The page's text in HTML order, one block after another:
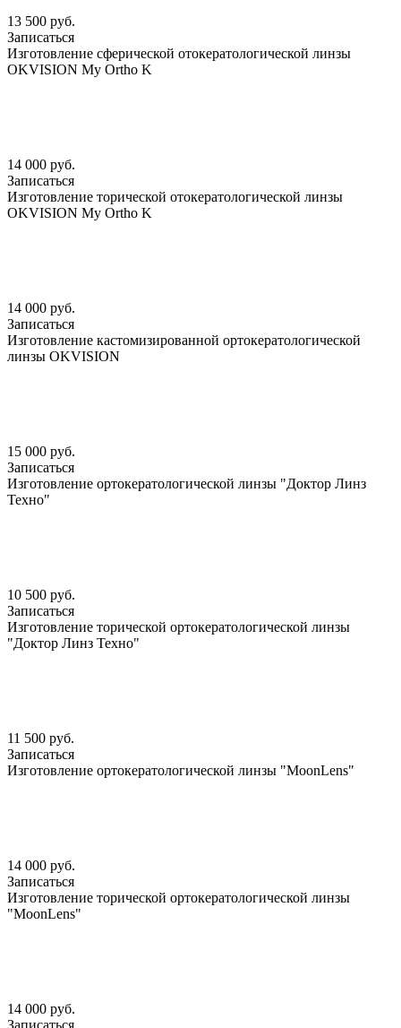
13 500 руб.
Записаться
Изготовление сферической отокератологической линзы
OKVISION My Ortho K
14 000 руб.
Записаться
Изготовление торической отокератологической линзы
OKVISION My Ortho K
14 000 руб.
Записаться
Изготовление кастомизированной ортокератологической
линзы OKVISION
15 000 руб.
Записаться
Изготовление ортокератологической линзы "Доктор Линз
Техно"
10 500 руб.
Записаться
Изготовление торической ортокератологической линзы
"Доктор Линз Техно"
11 500 руб.
Записаться
Изготовление ортокератологической линзы "MoonLens"
14 000 руб.
Записаться
Изготовление торической ортокератологической линзы
"MoonLens"
14 000 руб.
Записаться